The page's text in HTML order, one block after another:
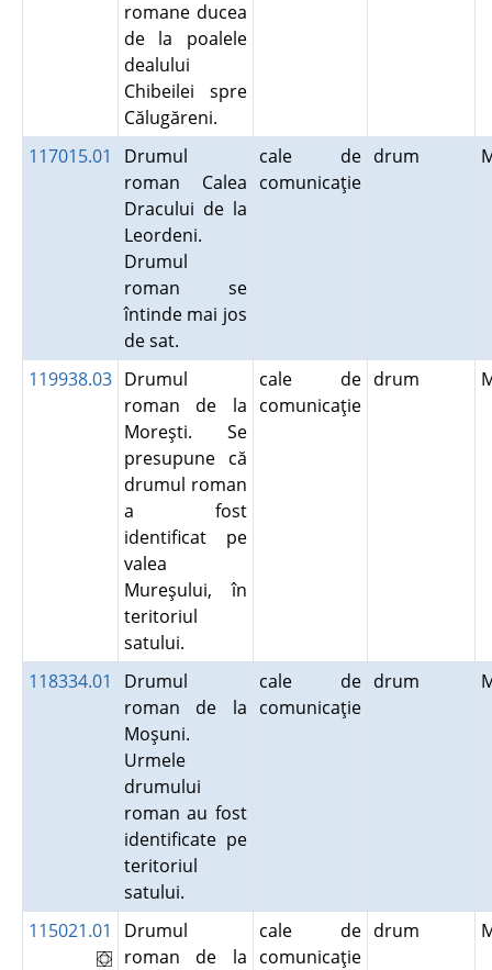
romane ducea
de la poalele
dealului
Chibeilei spre
Călugăreni.
117015.01
Drumul
roman Calea
Dracului de la
Leordeni.
Drumul
roman se
întinde mai jos
de sat.
cale de
comunicaţie
drum
119938.03 Drumul
roman de la
Moreşti. Se
presupune că
drumul roman
a fost
identificat pe
valea
Mureşului, în
teritoriul
satului.
cale de
comunicaţie
drum
118334.01
Drumul
roman de la
Moşuni.
Urmele
drumului
roman au fost
identificate pe
teritoriul
satului.
cale de
comunicaţie
drum
115021.01
Drumul
roman de la
cale de
comunicaţie
drum